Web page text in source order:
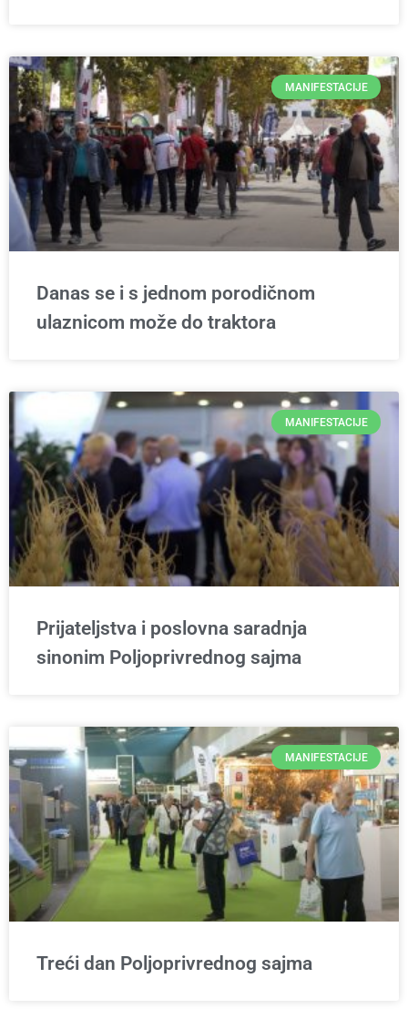
MANIFESTACIJE
Danas se i s jednom porodičnom
ulaznicom može do traktora
MANIFESTACIJE
Prijateljstva i poslovna saradnja
sinonim Poljoprivrednog sajma
MANIFESTACIJE
Treći dan Poljoprivrednog sajma